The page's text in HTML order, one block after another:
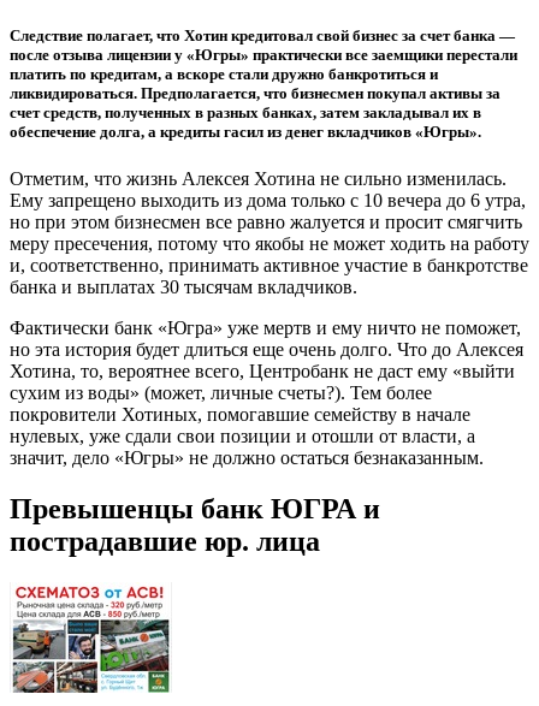
Следствие полагает, что Хотин кредитовал свой бизнес за счет банка —
после отзыва лицензии у «Югры» практически все заемщики перестали
платить по кредитам, а вскоре стали дружно банкротиться и
ликвидироваться. Предполагается, что бизнесмен покупал активы за
счет средств, полученных в разных банках, затем закладывал их в
обеспечение долга, а кредиты гасил из денег вкладчиков «Югры».
Отметим, что жизнь Алексея Хотина не сильно изменилась.
Ему запрещено выходить из дома только с 10 вечера до 6 утра,
но при этом бизнесмен все равно жалуется и просит смягчить
меру пресечения, потому что якобы не может ходить на работу
и, соответственно, принимать активное участие в банкротстве
банка и выплатах 30 тысячам вкладчиков.
Фактически банк «Югра» уже мертв и ему ничто не поможет,
но эта история будет длиться еще очень долго. Что до Алексея
Хотина, то, вероятнее всего, Центробанк не даст ему «выйти
сухим из воды» (может, личные счеты?). Тем более
покровители Хотиных, помогавшие семейству в начале
нулевых, уже сдали свои позиции и отошли от власти, а
значит, дело «Югры» не должно остаться безнаказанным.
Превышенцы банк ЮГРА и
пострадавшие юр. лица